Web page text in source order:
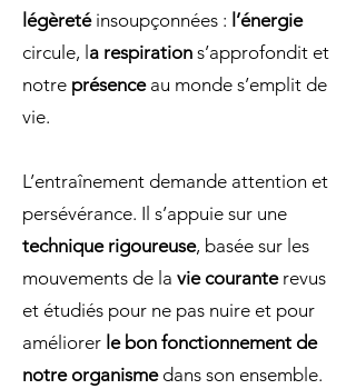
légèreté insoupçonnées : l’énergie
circule, l a respiration s’approfondit et
notre présenceau monde s’emplit de
vie.
L’entraînement demande attention et
persévérance. Il s’appuie sur une
technique rigoureuse, basée sur les
mouvements de la vie courante revus
et étudiés pour ne pas nuire et pour
améliorer le bon fonctionnement de
notre organismedans son ensemble.